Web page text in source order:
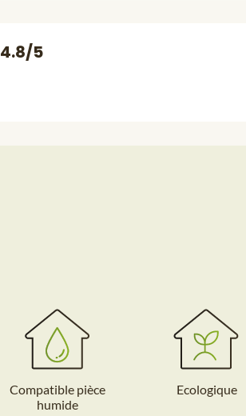
4.8/5
Compatible pièce
humide
Ecologique